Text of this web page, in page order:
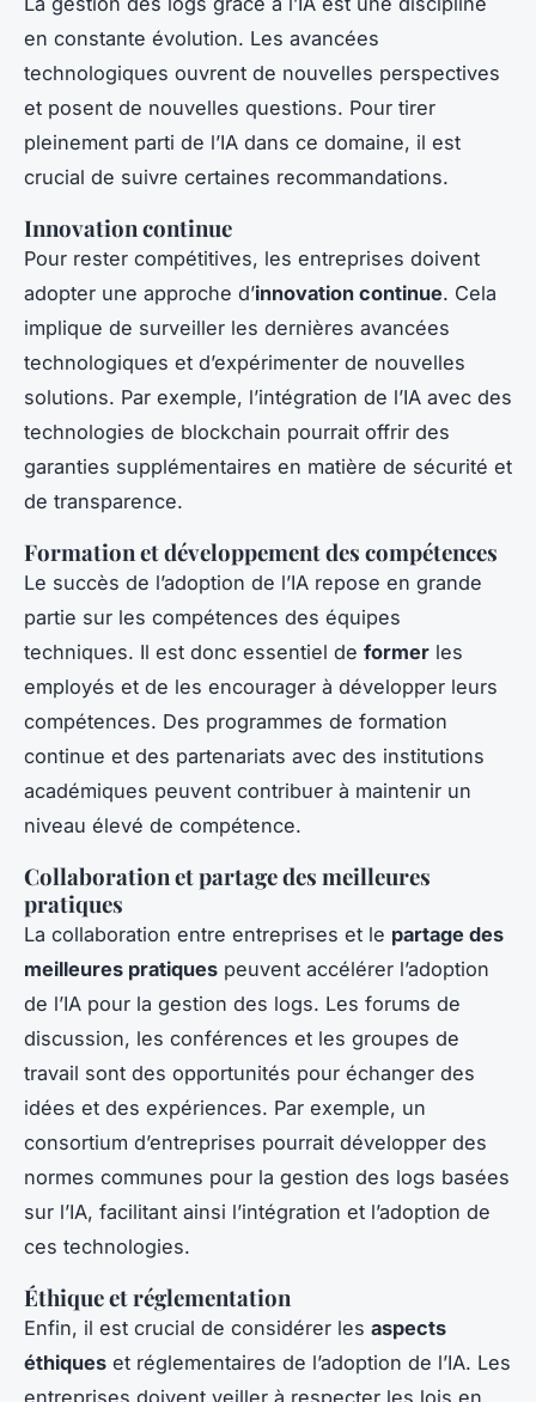
en constante évolution. Les avancées
technologiques ouvrent de nouvelles perspectives
et posent de nouvelles questions. Pour tirer
pleinement parti de l’IA dans ce domaine, il est
crucial de suivre certaines recommandations.
Innovation continue
Pour rester compétitives, les entreprises doivent
adopter une approche d’innovation continue. Cela
implique de surveiller les dernières avancées
technologiques et d’expérimenter de nouvelles
solutions. Par exemple, l’intégration de l’IA avec des
technologies de blockchain pourrait offrir des
garanties supplémentaires en matière de sécurité et
de transparence.
Formation et développement des compétences
Le succès de l’adoption de l’IA repose en grande
partie sur les compétences des équipes
techniques. Il est donc essentiel de former les
employés et de les encourager à développer leurs
compétences. Des programmes de formation
continue et des partenariats avec des institutions
académiques peuvent contribuer à maintenir un
niveau élevé de compétence.
Collaboration et partage des meilleures
pratiques
La collaboration entre entreprises et le partage des
meilleures pratiques peuvent accélérer l’adoption
de l’IA pour la gestion des logs. Les forums de
discussion, les conférences et les groupes de
travail sont des opportunités pour échanger des
idées et des expériences. Par exemple, un
consortium d’entreprises pourrait développer des
normes communes pour la gestion des logs basées
sur l’IA, facilitant ainsi l’intégration et l’adoption de
ces technologies.
Éthique et réglementation
Enfin, il est crucial de considérer les aspects
éthiques et réglementaires de l’adoption de l’IA. Les
entreprises doivent veiller à respecter les lois en